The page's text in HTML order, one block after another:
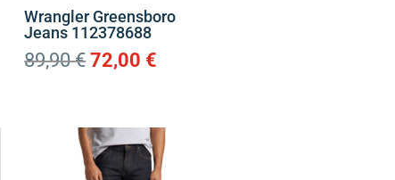
Wrangler Greensboro
Jeans 112378688
89,90€Original
89,90 €.
72,00 €
είναι:
72,00 €.